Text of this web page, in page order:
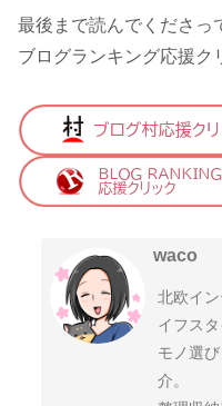
最後まで読んでくださっ
ブログランキング応援ク
waco
北欧イ
イフスタ
モノ選
介。